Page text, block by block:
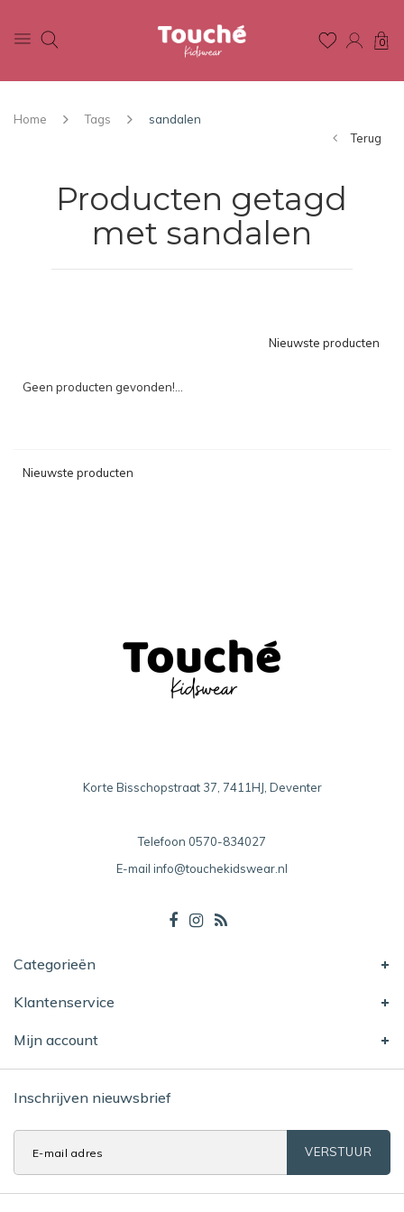
0
Home Tags
sandalen
Terug
Producten getagd
met sandalen
Nieuwste producten
Geen producten gevonden!...
Nieuwste producten
Korte Bisschopstraat 37, 7411HJ, Deventer
Telefoon 0570-834027
E-mail info@touchekidswear.nl
Categorieën
Klantenservice
Mijn account
Inschrijven nieuwsbrief
VERSTUUR